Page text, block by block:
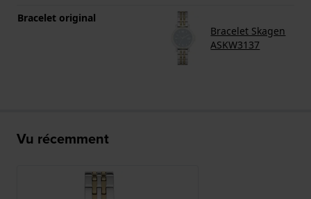
Bracelet original
Bracelet Skagen
ASKW3137
Vu récemment